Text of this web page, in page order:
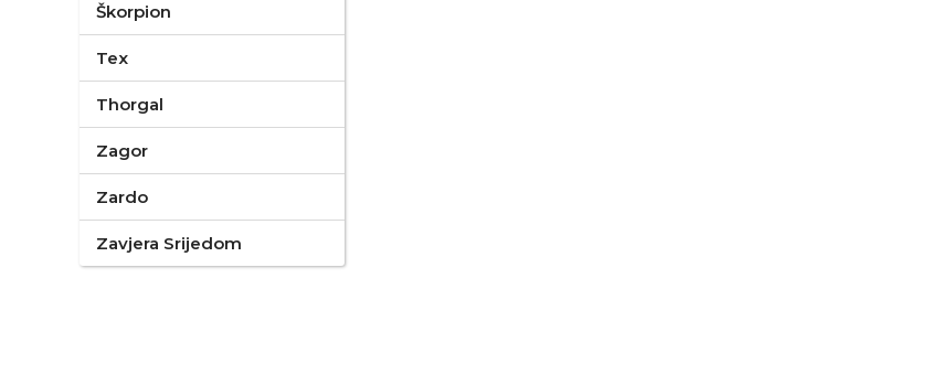
Škorpion
Tex
Thorgal
Zagor
Zardo
Zavjera Srijedom